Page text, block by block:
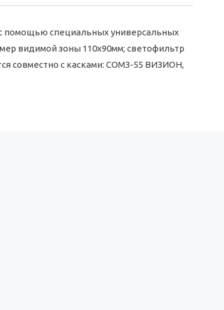
с помощью специальных универсальных
видимой зоны 110x90мм; светофильтр
совместно с касками: СОМЗ-55 ВИЗИОН,